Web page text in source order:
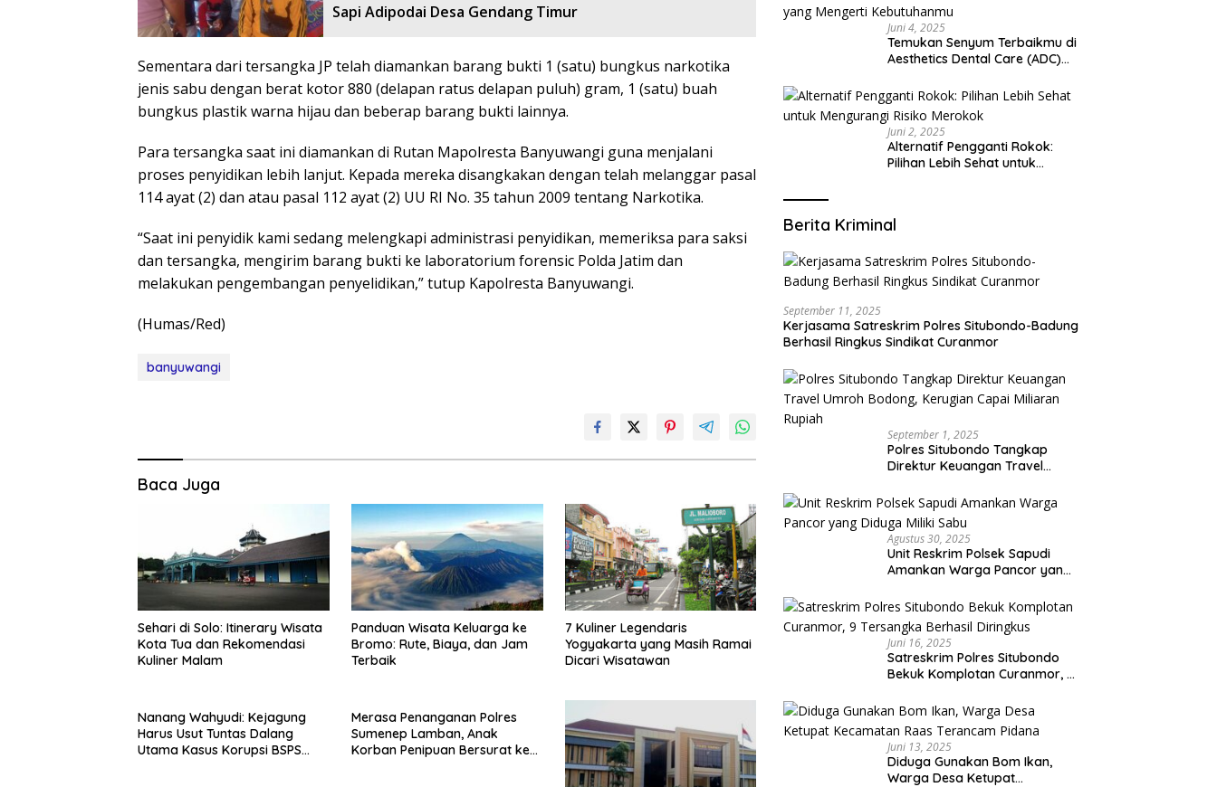
Sapi Adipodai Desa Gendang Timur
Sementara dari tersangka JP telah diamankan barang bukti 1 (satu) bungkus narkotika
jenis sabu dengan berat kotor 880 (delapan ratus delapan puluh) gram, 1 (satu) buah
bungkus plastik warna hijau dan beberap barang bukti lainnya.
Para tersangka saat ini diamankan di Rutan Mapolresta Banyuwangi guna menjalani
proses penyidikan lebih lanjut. Kepada mereka disangkakan dengan telah melanggar pasal
114 ayat (2) dan atau pasal 112 ayat (2) UU RI No. 35 tahun 2009 tentang Narkotika.
“Saat ini penyidik kami sedang melengkapi administrasi penyidikan, memeriksa para saksi
dan tersangka, mengirim barang bukti ke laboratorium forensic Polda Jatim dan
melakukan pengembangan penyelidikan,” tutup Kapolresta Banyuwangi.
(Humas/Red)
banyuwangi
Baca Juga
Sehari di Solo: Itinerary Wisata
Kota Tua dan Rekomendasi
Kuliner Malam
Panduan Wisata Keluarga ke
Bromo: Rute, Biaya, dan Jam
Terbaik
7 Kuliner Legendaris
Yogyakarta yang Masih Ramai
Dicari Wisatawan
Nanang Wahyudi: Kejagung
Harus Usut Tuntas Dalang
Utama Kasus Korupsi BSPS
Merasa Penanganan Polres
Sumenep Lamban, Anak
Korban Penipuan Bersurat ke
Juni 4, 2025
Temukan Senyum Terbaikmu di
Aesthetics Dental Care (ADC)
yang Mengerti Kebutuhanmu
Juni 2, 2025
Alternatif Pengganti Rokok:
Pilihan Lebih Sehat untuk
Berita Kriminal
September 11, 2025
Kerjasama Satreskrim Polres Situbondo-Badung
Berhasil Ringkus Sindikat Curanmor
September 1, 2025
Polres Situbondo Tangkap
Direktur Keuangan Travel
Capai Miliaran Rupiah
Agustus 30, 2025
Unit Reskrim Polsek Sapudi
Amankan Warga Pancor yang
Juni 16, 2025
Satreskrim Polres Situbondo
Bekuk Komplotan Curanmor, 9
Juni 13, 2025
Diduga Gunakan Bom Ikan,
Warga Desa Ketupat